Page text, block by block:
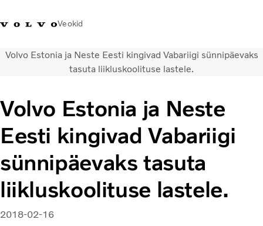
Veokid
+372 671
Volvo Action
Service
Volvo Merchandise
pood
SisselogimineEesti
Transpordilahendused
Teenused
KONTAKTID & ESINDUSED
Uudised
Meist
Kampaaniad
Volvo Estonia ja Neste Eesti kingivad Vabariigi sünnipäevaks
tasuta liikluskoolituse lastele.
Volvo Estonia ja Neste
Eesti kingivad Vabariigi
sünnipäevaks tasuta
liikluskoolituse lastele.
2018-02-16